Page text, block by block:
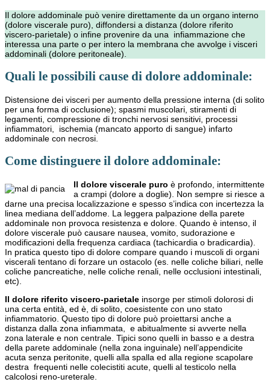
Il dolore addominale può venire direttamente da un organo interno
(dolore viscerale puro), diffondersi a distanza (dolore riferito
viscero-parietale) o infine provenire da una infiammazione che
interessa una parte o per intero la membrana che avvolge i visceri
addominali (dolore peritoneale).
Quali le possibili cause di dolore addominale:
Distensione dei visceri per aumento della pressione interna (di solito
per una forma di occlusione); spasmi muscolari, stiramenti di
legamenti, compressione di tronchi nervosi sensitivi, processi
infiammatori, ischemia (mancato apporto di sangue) infarto
addominale con necrosi.
Come distinguere il dolore addominale:
Il dolore viscerale puro è profondo, intermittente
a crampi (dolore a doglie). Non sempre si riesce a
darne una precisa localizzazione e spesso s’indica con incertezza la
linea mediana dell’addome. La leggera palpazione della parete
addominale non provoca resistenza e dolore. Quando è intenso, il
dolore viscerale può causare nausea, vomito, sudorazione e
modificazioni della frequenza cardiaca (tachicardia o bradicardia).
In pratica questo tipo di dolore compare quando i muscoli di organi
viscerali tentano di forzare un ostacolo (es. nelle coliche biliari, nelle
coliche pancreatiche, nelle coliche renali, nelle occlusioni intestinali,
etc).
Il dolore riferito viscero-parietale insorge per stimoli dolorosi di
una certa entità, ed è, di solito, coesistente con uno stato
infiammatorio. Questo tipo di dolore può proiettarsi anche a
distanza dalla zona infiammata, e abitualmente si avverte nella
zona laterale e non centrale. Tipici sono quelli in basso e a destra
della parete addominale (nella zona inguinale) nell’appendicite
acuta senza peritonite, quelli alla spalla ed alla regione scapolare
destra frequenti nelle colecistiti acute, quelli al testicolo nella
calcolosi reno-ureterale.